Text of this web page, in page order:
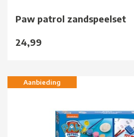
Paw patrol zandspeelset
24,99
Aanbieding